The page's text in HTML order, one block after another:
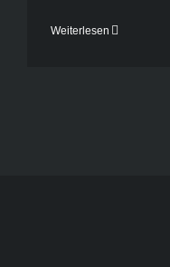
Weiterlesen